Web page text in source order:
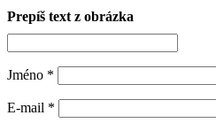
Prepíš text z obrázka
Jméno *
E-mail *